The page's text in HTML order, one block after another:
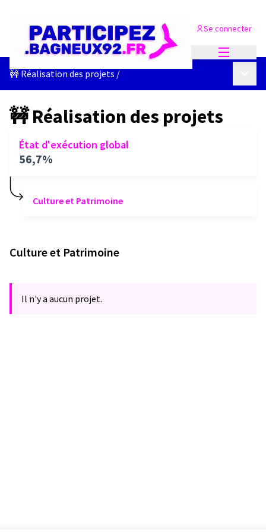
Se connecter
🚧 Réalisation des projets /
🚧 Réalisation des projets
État d'exécution global
56,7%
Culture et Patrimoine
Culture et Patrimoine
Il n'y a aucun projet.